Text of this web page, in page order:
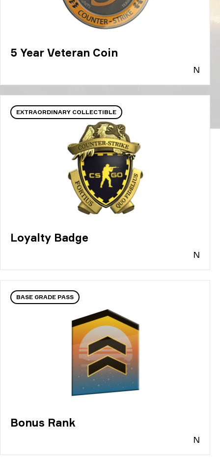
5 Year Veteran Coin
N
EXTRAORDINARY COLLECTIBLE
Loyalty Badge
N
BASE GRADE PASS
Bonus Rank
N